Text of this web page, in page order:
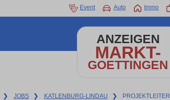
Event Auto Immo
ANZEIGEN
MARKT-
GOETTINGEN
❯ JOBS ❯ KATLENBURG-LINDAU ❯ PROJEKTLEITER